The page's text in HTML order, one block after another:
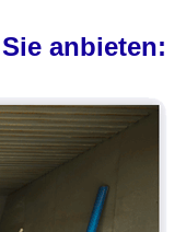
anbieten: